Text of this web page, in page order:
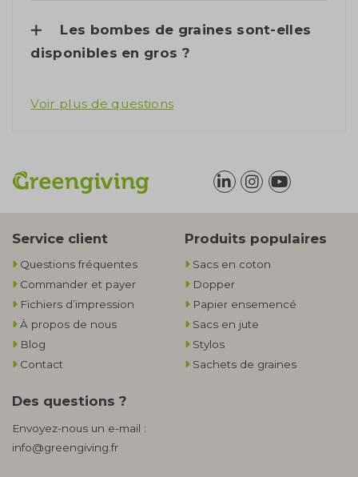
Les bombes de graines sont-elles
disponibles en gros ?
Voir plus de questions
Service client
Questions fréquentes
Commander et payer
Fichiers d’impression
À propos de nous
Blog
Contact
Produits populaires
Sacs en coton
Dopper
Papier ensemencé
Sacs en jute
Stylos
Sachets de graines
Des questions ?
Envoyez-nous un e-mail :
info@greengiving.fr